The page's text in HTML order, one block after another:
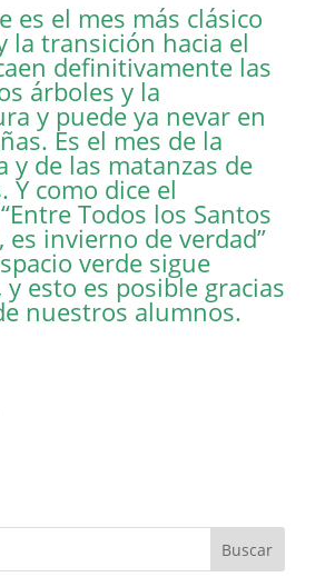
es el mes más clásico
la transición hacia el
definitivamente las
árboles y la
y puede ya nevar en
Es el mes de la
y de las matanzas de
Y como dice el
Todos los Santos
es invierno de verdad”
verde sigue
y esto es posible gracias
nuestros alumnos.